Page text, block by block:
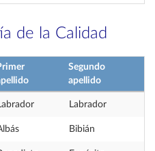
de la Calidad
Segundo
apellido
Labrador
Bibián